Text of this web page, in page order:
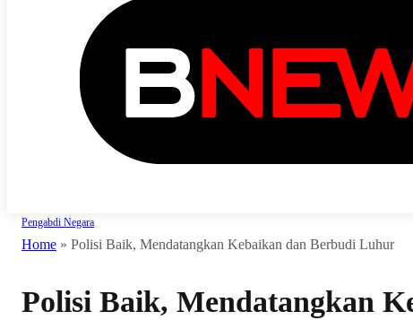
Pengabdi Negara
Home » Polisi Baik, Mendatangkan Kebaikan dan Berbudi Luhur
Polisi Baik, Mendatangkan